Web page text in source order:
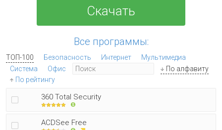
Скачать
Все программы:
ТОП-100 Безопасность Интернет
Мультимедиа
Система
Офис
По алфавиту
По рейтингу
360 Total Security
ACDSee Free